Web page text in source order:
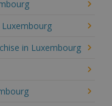
in Luxembourg